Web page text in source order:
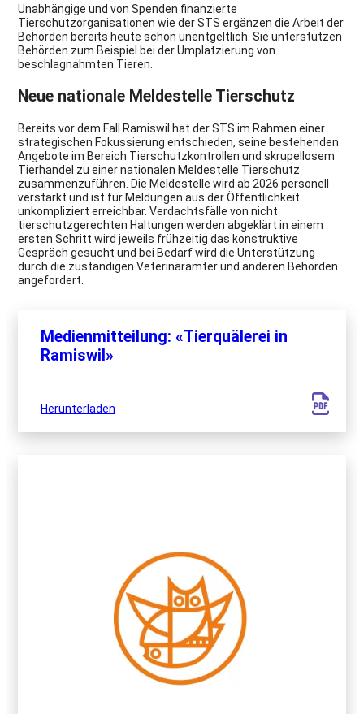
Unabhängige und von Spenden finanzierte
Tierschutzorganisationen wie der STS ergänzen die Arbeit der
Behörden bereits heute schon unentgeltlich. Sie unterstützen
Behörden zum Beispiel bei der Umplatzierung von
beschlagnahmten Tieren.
Neue nationale Meldestelle Tierschutz
Bereits vor dem Fall Ramiswil hat der STS im Rahmen einer
strategischen Fokussierung entschieden, seine bestehenden
Angebote im Bereich Tierschutzkontrollen und skrupellosem
Tierhandel zu einer nationalen Meldestelle Tierschutz
zusammenzuführen. Die Meldestelle wird ab 2026 personell
verstärkt und ist für Meldungen aus der Öffentlichkeit
unkompliziert erreichbar. Verdachtsfälle von nicht
tierschutzgerechten Haltungen werden abgeklärt in einem
ersten Schritt wird jeweils frühzeitig das konstruktive
Gespräch gesucht und bei Bedarf wird die Unterstützung
durch die zuständigen Veterinärämter und anderen Behörden
angefordert.
Medienmitteilung: «Tierquälerei in
Ramiswil»
Herunterladen